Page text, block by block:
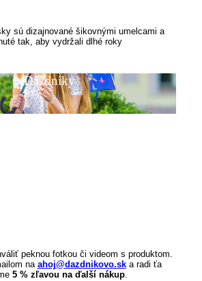
sú dizajnované šikovnými umelcami a
tak, aby vydržali dlhé roky
Dáždniky
peknou fotkou či videom s produktom.
naahoj@dazdnikovo.ska radi ťa
5 % zľavou na ďalší nákup.